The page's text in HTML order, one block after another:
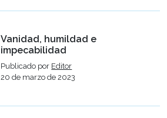
Vanidad, humildad e
impecabilidad
Publicado por Editor
20 de marzo de 2023